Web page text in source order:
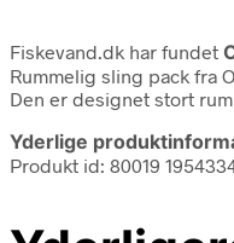
Fiskevand.dk har fundet
Rummelig sling pack fra
Den er designet stort
Yderlige
Produkt id: 80019